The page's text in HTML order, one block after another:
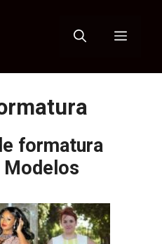
Menu
formatura
Modelos